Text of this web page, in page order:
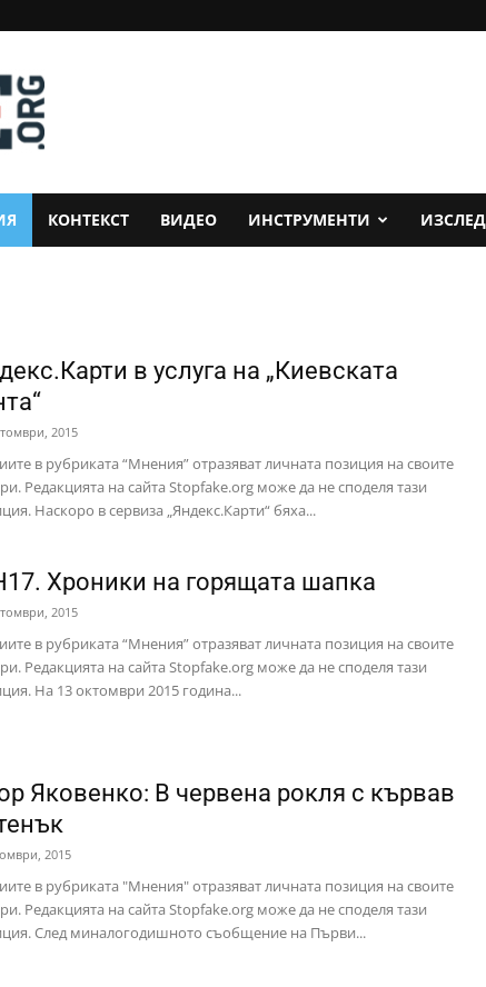
КОНТЕКСТ ВИДЕО ИНСТРУМЕНТИ
в услуга на „Киевската
2015
в рубриката “Мнения” отразяват личната позиция на своите
Редакцията на сайта Stopfake.org може да не споделя тази
Наскоро в сервиза „Яндекс.Карти“ бяха...
Хроники на горящата шапка
2015
в рубриката “Мнения” отразяват личната позиция на своите
Редакцията на сайта Stopfake.org може да не споделя тази
На 13 октомври 2015 година...
Яковенко: В червена рокля с кървав
2015
в рубриката "Мнения" отразяват личната позиция на своите
Редакцията на сайта Stopfake.org може да не споделя тази
След миналогодишното съобщение на Първи...